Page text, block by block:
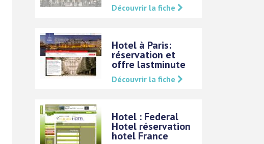
Découvrir la fiche
Hotel à Paris:
réservation et
offre lastminute
Découvrir la fiche
Hotel : Federal
Hotel réservation
hotel France